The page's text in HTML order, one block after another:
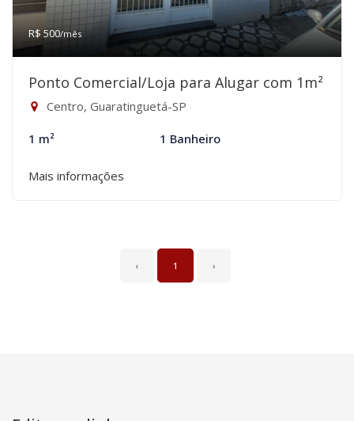
R$ 500/mês
Ponto Comercial/Loja para Alugar com 1m²
Centro, Guaratinguetá-SP
1 m² 1 Banheiro
Mais informações
‹ 1 ›